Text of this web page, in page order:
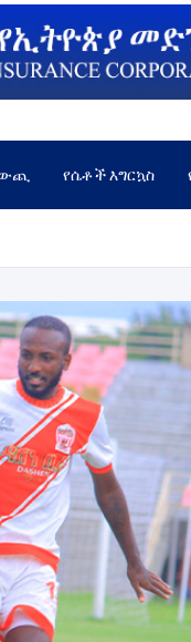
የሴቶች እግርኳስ